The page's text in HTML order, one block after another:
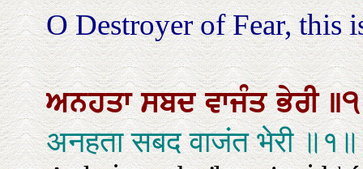
O Destroyer of Fear, this
ਅਨਹਤਾਸਬਦਵਾਜੰਤਭੇਰੀ
अनहता सबद वाजंत भेरी ॥१॥